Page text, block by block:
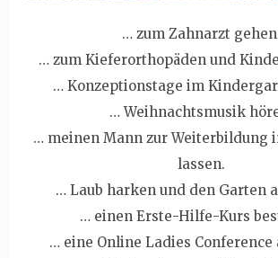
… zum Zahnarzt
… zum Kieferorthopäden und
… Konzeptionstage im
… Weihnachtsmusik
… meinen Mann zur Weiterbildung
lassen.
… Laub harken und den Garten
… einen Erste-Hilfe-Kurs
… eine Online Ladies Conference